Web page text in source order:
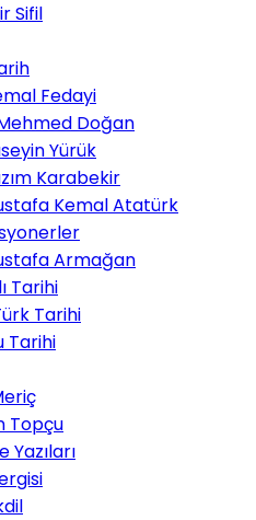
Sifil
Fedayi
Doğan
Yürük
Karabekir
Kemal Atatürk
Armağan
Tarihi
Tarihi
Tarihi
Topçu
Yazıları